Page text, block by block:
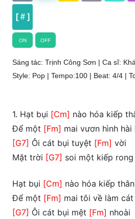
[ # ]
ON OFF
Sáng tác: Trịnh Công Sơn | Ca sĩ:
Style: Pop | Tempo:100 | Beat: 4/4 |
1. Hạt bụi [Cm] nào hóa kiếp
Để một [Fm] mai vươn hình hài
[G7] Ôi cát bụi tuyệt [Fm] vời
Mặt trời [G7] soi một kiếp rong
Hạt bụi [Cm] nào hóa kiếp
Để một [Fm] mai tôi về làm cát
[G7] Ôi cát bụi mệt [Fm] nhoài